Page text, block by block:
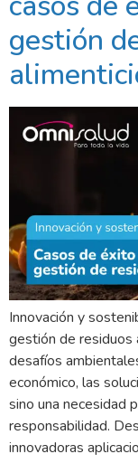
gestión
Innovación y
gestión de residuos
desafíos
económico, las
sino una necesidad
responsabilidad.
innovadoras